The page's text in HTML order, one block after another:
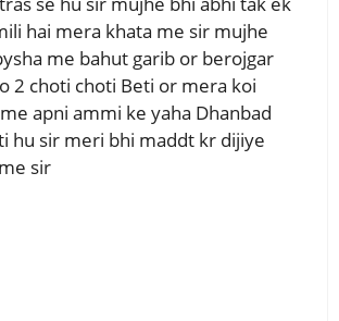
hai mera khata me sir mujhe
me bahut garib or berojgar
2 choti choti Beti or mera koi
apni ammi ke yaha Dhanbad
hu sir meri bhi maddt kr dijiye
sir